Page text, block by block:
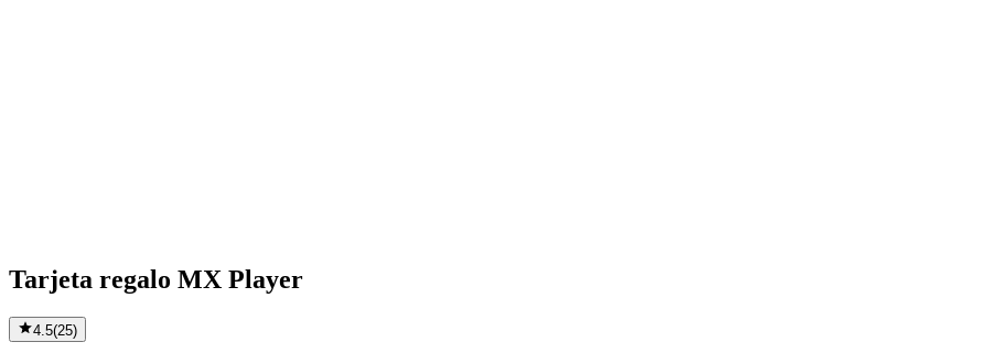
Tarjeta regalo MX Player
4.5(25)